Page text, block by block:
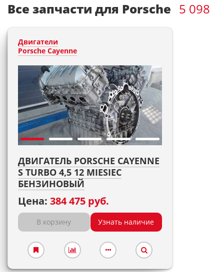
Все запчасти для Porsche 5 098
Двигатели
Porsche Cayenne
ДВИГАТЕЛЬ PORSCHE CAYENNE
S TURBO 4,5 12 MIESIEC
БЕНЗИНОВЫЙ
Цена: 384 475 руб.
В корзину Узнать наличие